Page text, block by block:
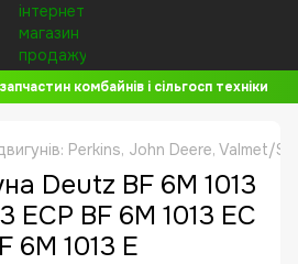
комбайнів і сільгосп техніки
Perkins, John Deere, Valmet/
Deutz BF 6M 1013
ECP BF 6M 1013 EC
6M 1013 E